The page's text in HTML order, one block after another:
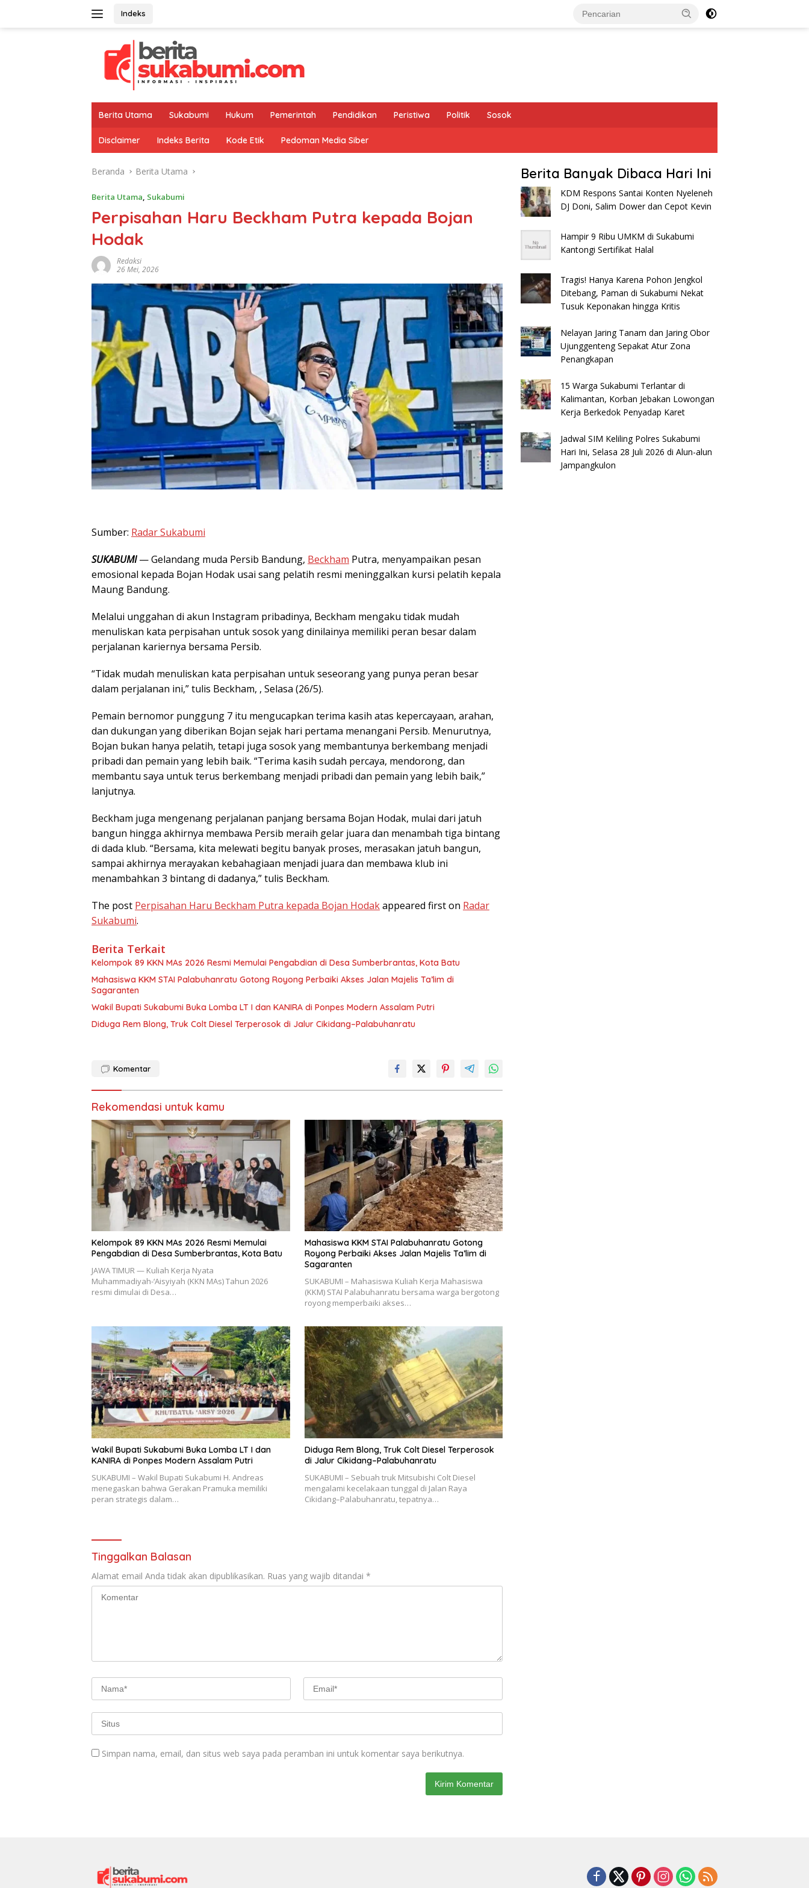
Indeks
Berita Utama Sukabumi Hukum Pemerintah Pendidikan Peristiwa Politik Sosok
Disclaimer Indeks Berita Kode Etik Pedoman Media Siber
Beranda Berita Utama
Berita Utama, Sukabumi
Perpisahan Haru Beckham Putra kepada Bojan
Hodak
Redaksi
26 Mei, 2026
Sumber: Radar Sukabumi
SUKABUMI — Gelandang muda Persib Bandung, Beckham Putra, menyampaikan pesan
emosional kepada Bojan Hodak usai sang pelatih resmi meninggalkan kursi pelatih kepala
Maung Bandung.
Melalui unggahan di akun Instagram pribadinya, Beckham mengaku tidak mudah
menuliskan kata perpisahan untuk sosok yang dinilainya memiliki peran besar dalam
perjalanan kariernya bersama Persib.
“Tidak mudah menuliskan kata perpisahan untuk seseorang yang punya peran besar
dalam perjalanan ini,” tulis Beckham, , Selasa (26/5).
Pemain bernomor punggung 7 itu mengucapkan terima kasih atas kepercayaan, arahan,
dan dukungan yang diberikan Bojan sejak hari pertama menangani Persib. Menurutnya,
Bojan bukan hanya pelatih, tetapi juga sosok yang membantunya berkembang menjadi
pribadi dan pemain yang lebih baik. “Terima kasih sudah percaya, mendorong, dan
membantu saya untuk terus berkembang menjadi pribadi dan pemain yang lebih baik,”
lanjutnya.
Beckham juga mengenang perjalanan panjang bersama Bojan Hodak, mulai dari jatuh
bangun hingga akhirnya membawa Persib meraih gelar juara dan menambah tiga bintang
di dada klub. “Bersama, kita melewati begitu banyak proses, merasakan jatuh bangun,
sampai akhirnya merayakan kebahagiaan menjadi juara dan membawa klub ini
menambahkan 3 bintang di dadanya,” tulis Beckham.
The post Perpisahan Haru Beckham Putra kepada Bojan Hodakappeared first on Radar
Sukabumi.
Berita Terkait
Kelompok 89 KKN MAs 2026 Resmi Memulai Pengabdian di Desa Sumberbrantas, Kota Batu
Mahasiswa KKM STAI Palabuhanratu Gotong Royong Perbaiki Akses Jalan Majelis Ta’lim di
Sagaranten
Wakil Bupati Sukabumi Buka Lomba LT I dan KANIRA di Ponpes Modern Assalam Putri
Diduga Rem Blong, Truk Colt Diesel Terperosok di Jalur Cikidang–Palabuhanratu
Komentar
Rekomendasi untuk kamu
Kelompok 89 KKN MAs 2026 Resmi Memulai
Pengabdian di Desa Sumberbrantas, Kota Batu
JAWA TIMUR — Kuliah Kerja Nyata
Muhammadiyah-‘Aisyiyah (KKN MAs) Tahun 2026
resmi dimulai di Desa…
Mahasiswa KKM STAI Palabuhanratu Gotong
Royong Perbaiki Akses Jalan Majelis Ta’lim di
Sagaranten
SUKABUMI – Mahasiswa Kuliah Kerja Mahasiswa
(KKM) STAI Palabuhanratu bersama warga bergotong
royong memperbaiki akses…
Wakil Bupati Sukabumi Buka Lomba LT I dan
KANIRA di Ponpes Modern Assalam Putri
SUKABUMI – Wakil Bupati Sukabumi H. Andreas
menegaskan bahwa Gerakan Pramuka memiliki
peran strategis dalam…
Diduga Rem Blong, Truk Colt Diesel Terperosok
di Jalur Cikidang–Palabuhanratu
SUKABUMI – Sebuah truk Mitsubishi Colt Diesel
mengalami kecelakaan tunggal di Jalan Raya
Cikidang–Palabuhanratu, tepatnya…
Tinggalkan Balasan
Alamat email Anda tidak akan dipublikasikan. Ruas yang wajib ditandai *
Simpan nama, email, dan situs web saya pada peramban ini untuk komentar saya berikutnya.
Berita Banyak Dibaca Hari Ini
KDM Respons Santai Konten Nyeleneh
DJ Doni, Salim Dower dan Cepot Kevin
Hampir 9 Ribu UMKM di Sukabumi
Kantongi Sertifikat Halal
Tragis! Hanya Karena Pohon Jengkol
Ditebang, Paman di Sukabumi Nekat
Tusuk Keponakan hingga Kritis
Nelayan Jaring Tanam dan Jaring Obor
Ujunggenteng Sepakat Atur Zona
Penangkapan
15 Warga Sukabumi Terlantar di
Kalimantan, Korban Jebakan Lowongan
Kerja Berkedok Penyadap Karet
Jadwal SIM Keliling Polres Sukabumi
Hari Ini, Selasa 28 Juli 2026 di Alun-alun
Jampangkulon